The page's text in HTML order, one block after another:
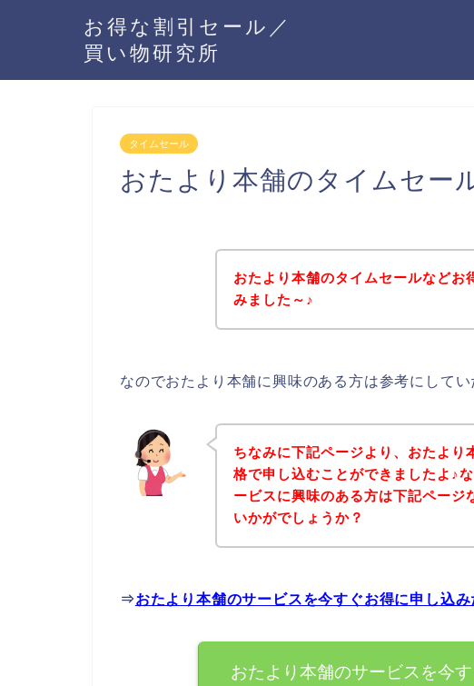
お得な割引セール／
買い物研究所
タイムセール
おたより本舗のタイムセー
おたより本舗のタイムセールなどお
みました～♪
なのでおたより本舗に興味のある方は参考にしてい
ちなみに下記ページより、おたより
格で申し込むことができましたよ♪
ービスに興味のある方は下記ページ
いかがでしょうか？
⇒おたより本舗のサービスを今すぐお得に申し込み
おたより本舗のサービスを今